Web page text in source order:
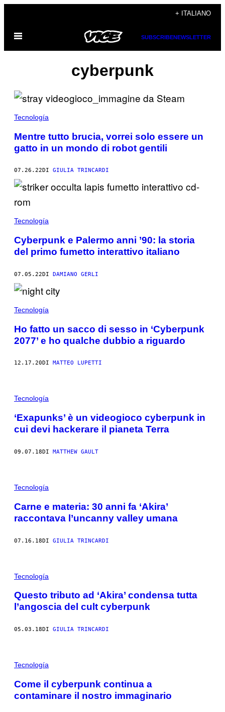
contenuto
+ ITALIANO
Apri
menu
SUBSCRIBENEWSLETTER
cyberpunk
Tecnología
Mentre tutto brucia, vorrei solo essere un
gatto in un mondo di robot gentili
07.26.22DI GIULIA TRINCARDI
Tecnología
Cyberpunk e Palermo anni ’90: la storia
del primo fumetto interattivo italiano
07.05.22DI DAMIANO GERLI
Tecnología
Ho fatto un sacco di sesso in ‘Cyberpunk
2077’ e ho qualche dubbio a riguardo
12.17.20DI MATTEO LUPETTI
Tecnología
‘Exapunks’ è un videogioco cyberpunk in
cui devi hackerare il pianeta Terra
09.07.18DI MATTHEW GAULT
Tecnología
Carne e materia: 30 anni fa ‘Akira’
raccontava l’uncanny valley umana
07.16.18DI GIULIA TRINCARDI
Tecnología
Questo tributo ad ‘Akira’ condensa tutta
l’angoscia del cult cyberpunk
05.03.18DI GIULIA TRINCARDI
Tecnología
Come il cyberpunk continua a
contaminare il nostro immaginario